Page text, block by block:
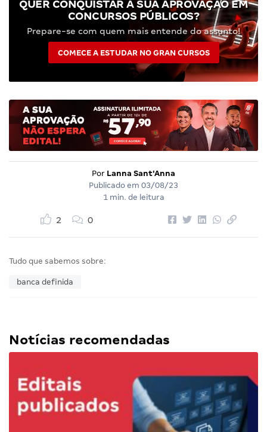
QUER CONQUISTAR A SUA APROVAÇÃO EM
CONCURSOS PÚBLICOS?
Prepare-se com quem mais entende do assunto!
COMECE A ESTUDAR NO GRAN CURSOS
Por Lanna Sant'Anna
Publicado em 03/08/23
1 min. de leitura
2 0
Tudo que sabemos sobre:
banca definida
Notícias recomendadas